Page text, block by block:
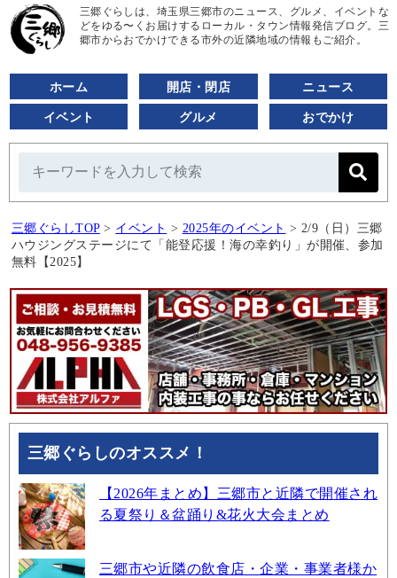
三郷ぐらしは、埼玉県三郷市のニュース、グルメ、イベントな
どをゆる〜くお届けするローカル・タウン情報発信ブログ。三
郷市からおでかけできる市外の近隣地域の情報もご紹介。
ホーム 開店・閉店 ニュース
イベント グルメ おでかけ
三郷ぐらしTOP > イベント > 2025年のイベント > 2/9（日）三郷
ハウジングステージにて「能登応援！海の幸釣り」が開催、参加
無料【2025】
三郷ぐらしのオススメ！
【2026年まとめ】三郷市と近隣で開催され
る夏祭り＆盆踊り&花火大会まとめ
三郷市や近隣の飲食店・企業・事業者様か